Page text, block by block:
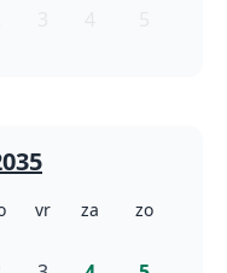
vr za zo